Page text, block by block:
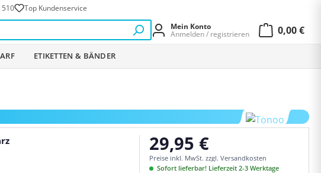
510 Top Kundenservice
Mein Konto
Anmelden / registrieren
0,00 €
ETIKETTEN & BÄNDER
Regulärer Preis:
29,95 €
Preise inkl. MwSt. zzgl. Versandkosten
Sofort lieferbar! Lieferzeit 2-3 Werktage